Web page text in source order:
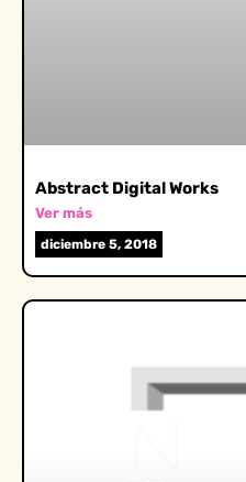
Abstract Digital Works
Ver más
diciembre 5, 2018